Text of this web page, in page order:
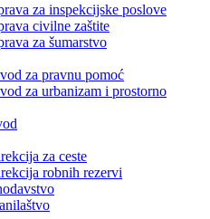
za inspekcijske poslove
civilne zaštite
za šumarstvo
za pravnu pomoć
za urbanizam i prostorno
za ceste
robnih rezervi